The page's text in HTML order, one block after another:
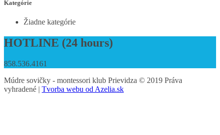
Kategórie
Žiadne kategórie
HOTLINE (24 hours)
858.536.4161
Múdre sovičky - montessori klub Prievidza © 2019 Práva
vyhradené | Tvorba webu od Azelia.sk